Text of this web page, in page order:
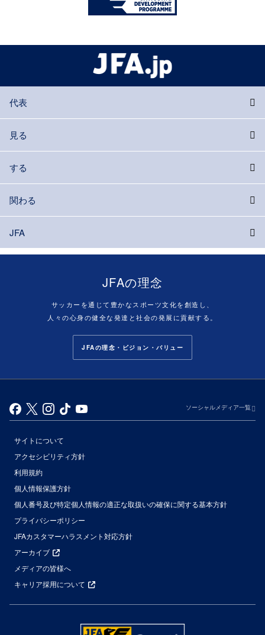
代表
見る
する
関わる
JFA
JFAの理念
サッカーを通じて豊かなスポーツ文化を創造し、
人々の心身の健全な発達と社会の発展に貢献する。
JFAの理念・ビジョン・バリュー
ソーシャルメディア一覧
サイトについて
アクセシビリティ方針
利用規約
個人情報保護方針
個人番号及び特定個人情報の適正な取扱いの確保に関する基本方針
プライバシーポリシー
JFAカスタマーハラスメント対応方針
アーカイブ
メディアの皆様へ
キャリア採用について